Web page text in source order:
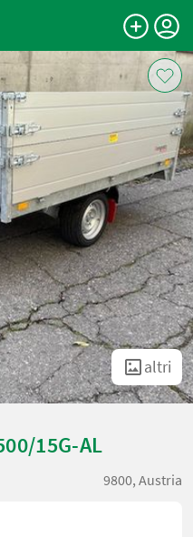
altri
15G-AL
9800, Austria